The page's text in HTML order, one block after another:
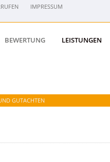
IMPRESSUM
BEWERTUNG LEISTUNGEN
GUTACHTEN